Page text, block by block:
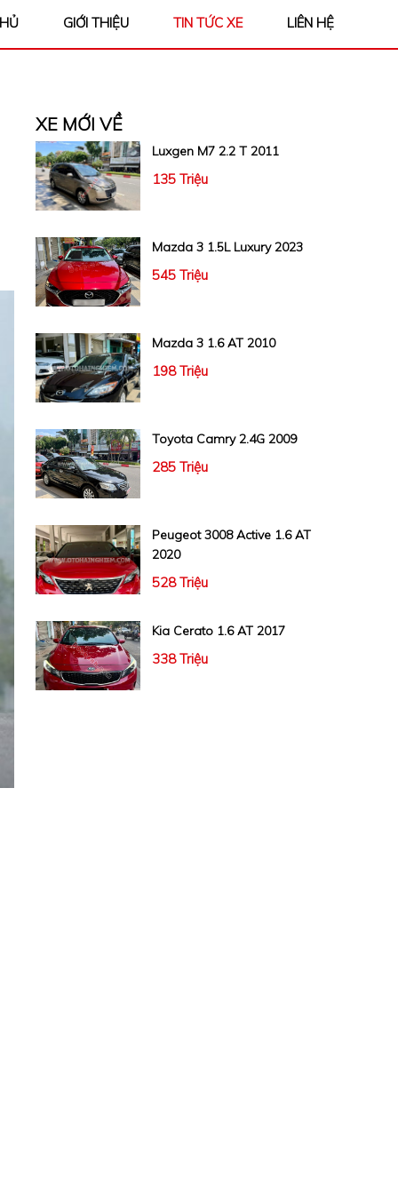
GIỚI THIỆU TIN TỨC XE LIÊN HỆ
XE MỚI VỀ
Luxgen M7 2.2 T 2011
135 Triệu
Mazda 3 1.5L Luxury 2023
545 Triệu
Mazda 3 1.6 AT 2010
198 Triệu
Toyota Camry 2.4G 2009
285 Triệu
Peugeot 3008 Active 1.6 AT
2020
528 Triệu
Kia Cerato 1.6 AT 2017
338 Triệu